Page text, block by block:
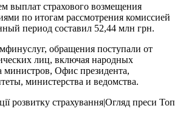
выплат страхового возмещения
по итогам рассмотрения комиссией
период составил 52,44 млн грн.
обращения поступали от
лиц, включая народных
министров, Офис президента,
министерства и ведомства.
розвитку страхування|Огляд преси Топ